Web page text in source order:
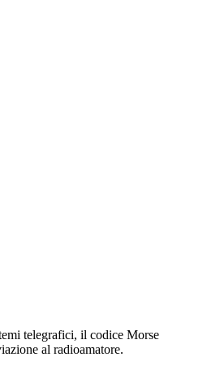
telegrafici, il codice Morse
al radioamatore.